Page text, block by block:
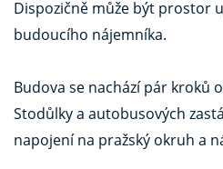
Dispozičně může být prostor
budoucího nájemníka.
Budova se nachází pár kroků
Stodůlky a autobusových
napojení na pražský okruh a